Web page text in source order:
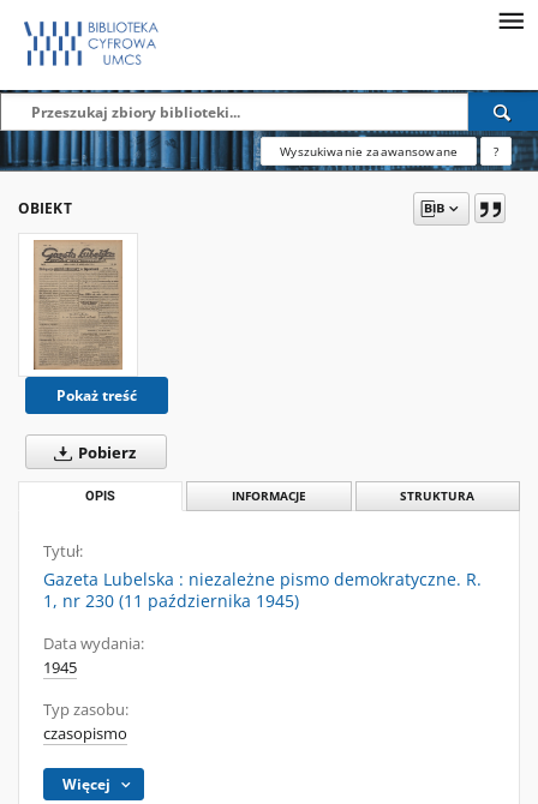
Wyszukiwanie zaawansowane ?
OBIEKT
Pokaż treść
Pobierz
OPIS INFORMACJE STRUKTURA
Tytuł:
Gazeta Lubelska : niezależne pismo demokratyczne. R.
1, nr 230 (11 października 1945)
Data wydania:
1945
Typ zasobu:
czasopismo
Więcej